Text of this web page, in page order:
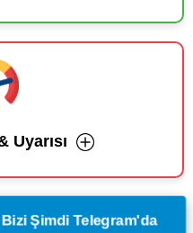
Uyarısı
Şimdi Telegram'da